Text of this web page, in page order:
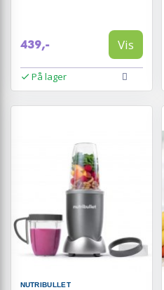
439,- Vis
På lager
NUTRIBULLET